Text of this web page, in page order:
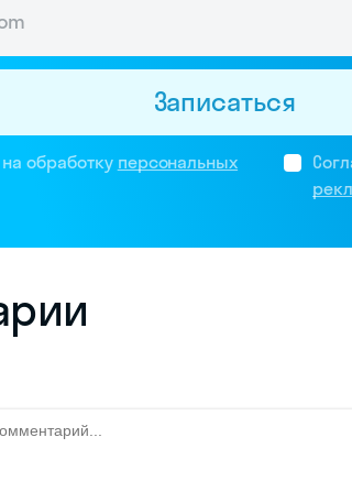
обработку персональных
Записаться